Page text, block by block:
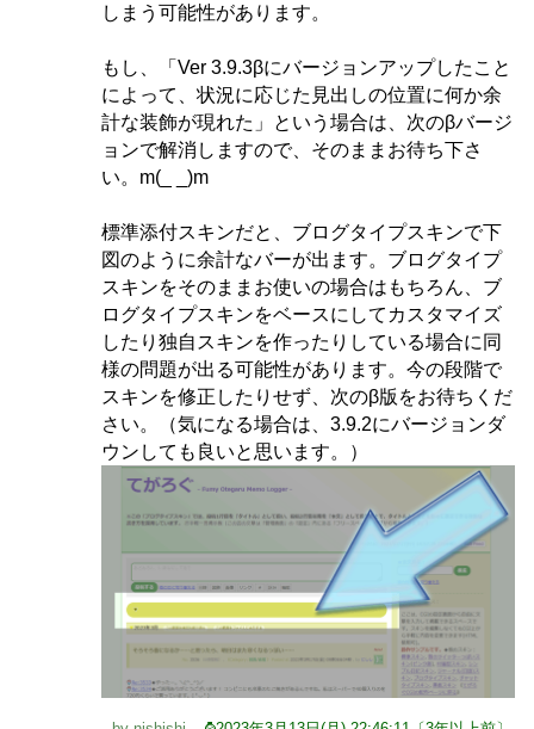
しまう可能性があります。
もし、「Ver 3.9.3βにバージョンアップしたこと
によって、状況に応じた見出しの位置に何か余
計な装飾が現れた」という場合は、次のβバージ
ョンで解消しますので、そのままお待ち下さ
い。m(_ _)m
標準添付スキンだと、ブログタイプスキンで下
図のように余計なバーが出ます。ブログタイプ
スキンをそのままお使いの場合はもちろん、ブ
ログタイプスキンをベースにしてカスタマイズ
したり独自スキンを作ったりしている場合に同
様の問題が出る可能性があります。今の段階で
スキンを修正したりせず、次のβ版をお待ちくだ
さい。（気になる場合は、3.9.2にバージョンダ
ウンしても良いと思います。）